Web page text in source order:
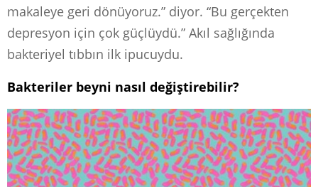
makaleye geri dönüyoruz.” diyor. “Bu gerçekten
depresyon için çok güçlüydü.” Akıl sağlığında
bakteriyel tıbbın ilk ipucuydu.
Bakteriler beyni nasıl değiştirebilir?